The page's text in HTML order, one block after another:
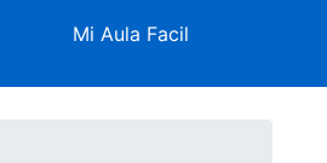
Mi Aula Facil